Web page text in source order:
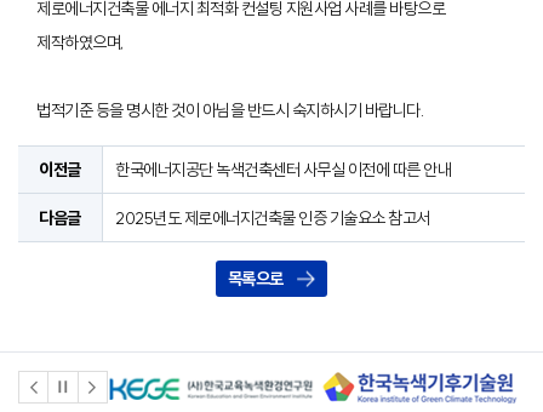
제로에너지건축물 에너지 최적화 컨설팅 지원사업 사례를 바탕으로
제작하였으며,
법적기준 등을 명시한 것이 아님을 반드시 숙지하시기 바랍니다.
이전글 한국에너지공단 녹색건축센터 사무실 이전에 따른 안내
다음글 2025년도 제로에너지건축물 인증 기술요소 참고서
목록으로